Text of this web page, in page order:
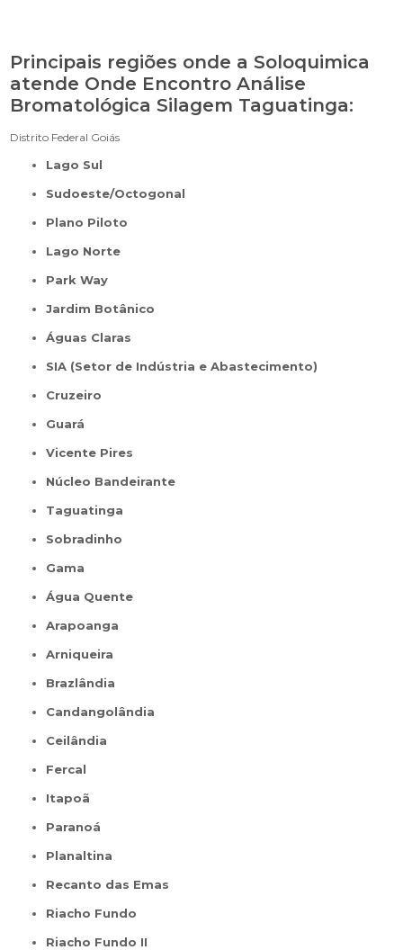
Principais regiões onde a Soloquimica
atende Onde Encontro Análise
Bromatológica Silagem Taguatinga:
Distrito Federal Goiás
Lago Sul
Sudoeste/Octogonal
Plano Piloto
Lago Norte
Park Way
Jardim Botânico
Águas Claras
SIA (Setor de Indústria e Abastecimento)
Cruzeiro
Guará
Vicente Pires
Núcleo Bandeirante
Taguatinga
Sobradinho
Gama
Água Quente
Arapoanga
Arniqueira
Brazlândia
Candangolândia
Ceilândia
Fercal
Itapoã
Paranoá
Planaltina
Recanto das Emas
Riacho Fundo
Riacho Fundo II